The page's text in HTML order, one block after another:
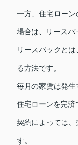
一方、住宅ローン
場合は、リースバ
リースバックと
る方法です。
毎月の家賃は発
住宅ローンを完済
契約によっては
す。